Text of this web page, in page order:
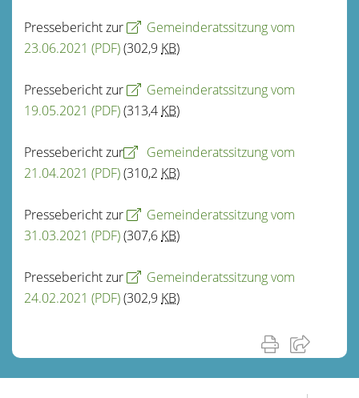
Pressebericht zur
Gemeinderatssitzung vom
23.06.2021 (PDF)(302,9 KB)
Pressebericht zur
Gemeinderatssitzung vom
19.05.2021 (PDF)(313,4 KB)
Pressebericht zur
Gemeinderatssitzung vom
21.04.2021 (PDF)(310,2 KB)
Pressebericht zur
Gemeinderatssitzung vom
31.03.2021 (PDF)(307,6 KB)
Pressebericht zur
Gemeinderatssitzung vom
24.02.2021 (PDF)(302,9 KB)